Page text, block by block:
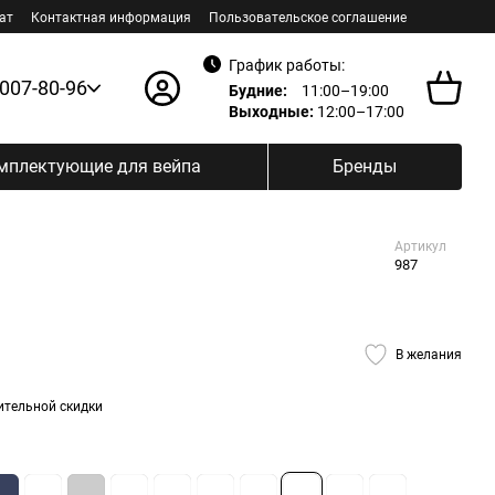
Контактная информация Пользовательское соглашение
80-96
График работы:
Будние:
11:00–19:00
Выходные: 12:00–17:00
для вейпа Бренды
Артикул
987
В желания
скидки